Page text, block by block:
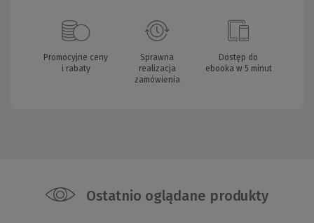
Promocyjne ceny
i rabaty
Sprawna
realizacja
zamówienia
Dostęp do
ebooka w 5 minut
Ostatnio oglądane produkty